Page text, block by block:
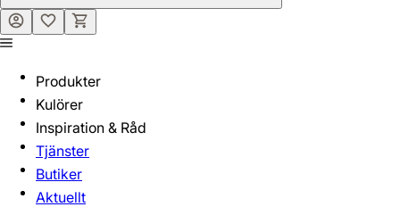
Produkter
Kulörer
Inspiration & Råd
Tjänster
Butiker
Aktuellt